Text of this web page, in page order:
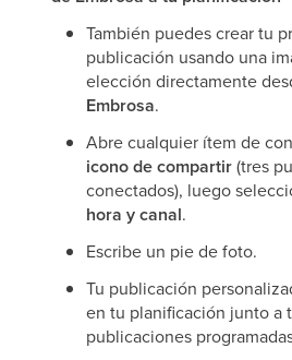
También puedes crear tu
publicación usando una
elección directamente
Embrosa.
Abre cualquier ítem de
icono de compartir(tres
conectados), luego
hora y canal.
Escribe un pie de foto.
Tu publicación
en tu planificación junto a
publicaciones